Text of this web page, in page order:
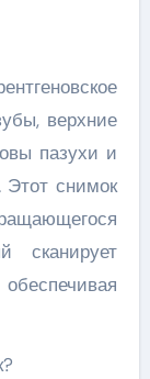
верхние
пазухи и
Этот снимок
сканирует